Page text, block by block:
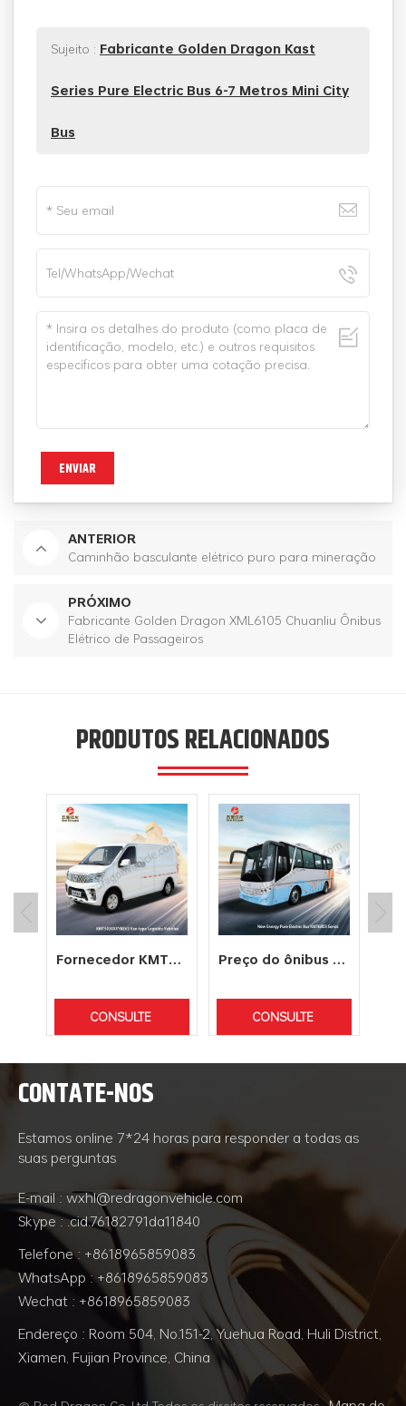
Sujeito : Fabricante Golden Dragon Kast
Series Pure Electric Bus 6-7 Metros Mini City
Bus
ENVIAR
ANTERIOR
Caminhão basculante elétrico puro para mineração
PRÓXIMO
Fabricante Golden Dragon XML6105 Chuanliu Ônibus
Elétrico de Passageiros
PRODUTOS RELACIONADOS
Fornecedor KMT5030XXYBEV3 Van tipo veículo de logística elétrico puro
CONSULTE
INFORMAÇÃO
Preço do ônibus elétrico puro de 8 metros e 34 lugares do fornecedor New Energy
CONSULTE
CONTATE-NOS
Estamos online 7*24 horas para responder a todas as
suas perguntas
E-mail : wxhl@redragonvehicle.com
Skype : .cid.76182791da11840
Telefone : +8618965859083
WhatsApp : +8618965859083
Wechat : +8618965859083
Endereço : Room 504, No.151-2, Yuehua Road, Huli District,
Xiamen, Fujian Province, China